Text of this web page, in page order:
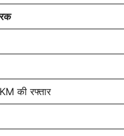
की रफ्तार